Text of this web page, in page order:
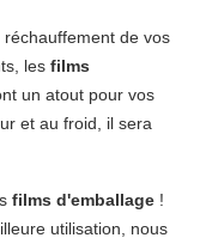
de vos
les films
un atout pour vos
et au froid, il sera
films d'emballage !
utilisation, nous